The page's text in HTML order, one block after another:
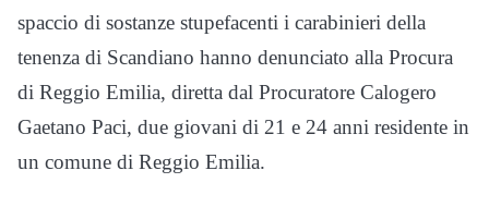
spaccio di sostanze stupefacenti i carabinieri della
tenenza di Scandiano hanno denunciato alla Procura
di Reggio Emilia, diretta dal Procuratore Calogero
Gaetano Paci, due giovani di 21 e 24 anni residente in
un comune di Reggio Emilia.